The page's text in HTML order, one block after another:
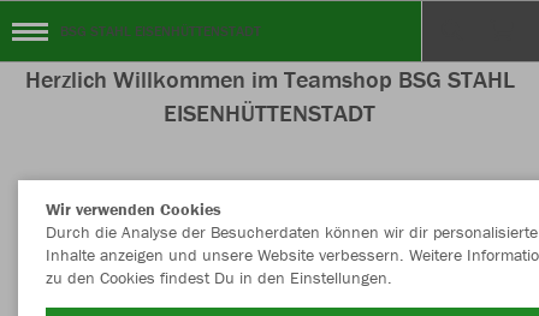
BSG STAHL EISENHÜTTENSTADT
Herzlich Willkommen im Teamshop BSG STAHL
EISENHÜTTENSTADT
Nachhaltig Farbe
Wir verwenden Cookies
Durch die Analyse der Besucherdaten können wir dir personalisierte
Inhalte anzeigen und unsere Website verbessern. Weitere
zu den Cookies findest Du in den Einstellungen.